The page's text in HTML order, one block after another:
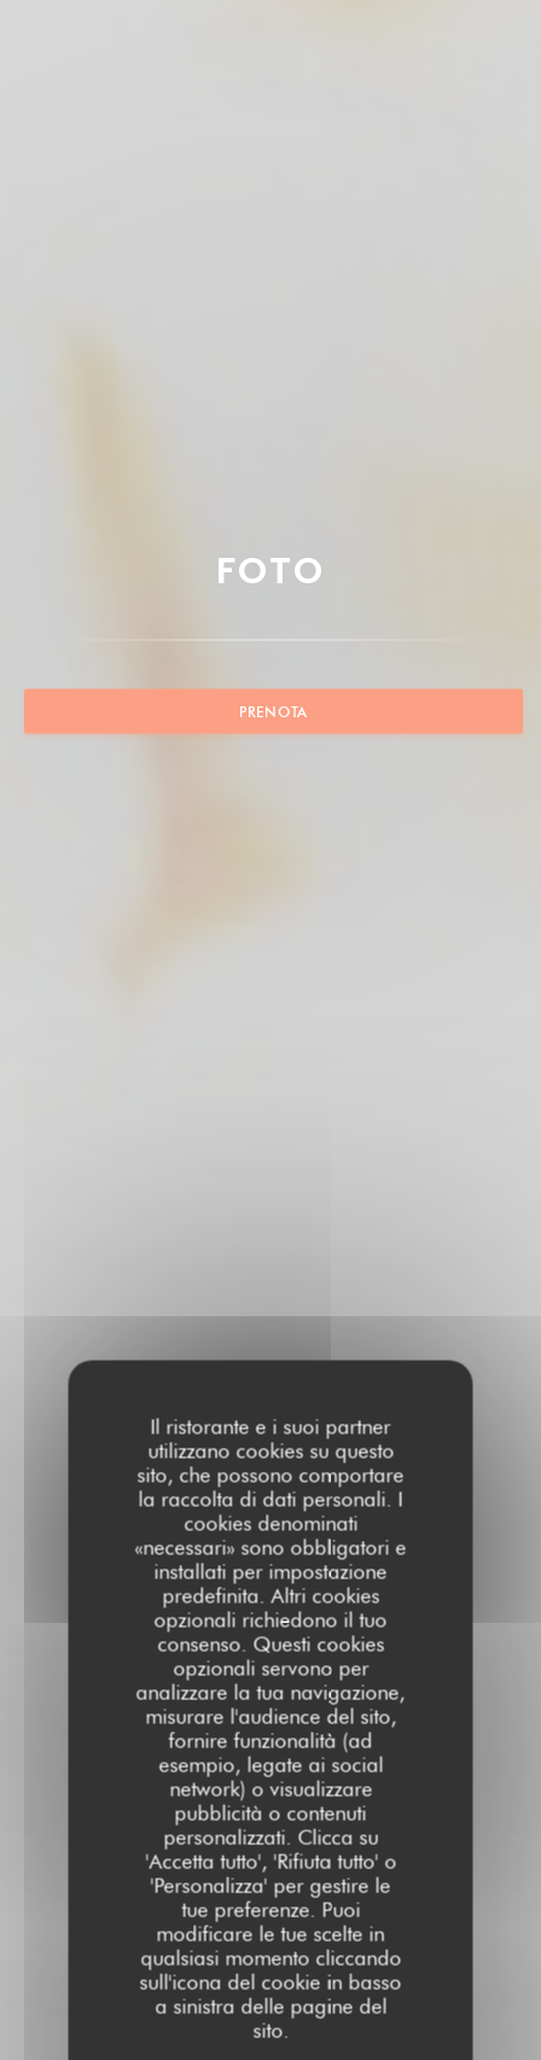
Il ristorante e i suoi partner
utilizzano cookies su questo
sito, che possono comportare
la raccolta di dati personali. I
cookies denominati
«necessari» sono obbligatori e
installati per impostazione
predefinita. Altri cookies
opzionali richiedono il tuo
consenso. Questi cookies
opzionali servono per
analizzare la tua navigazione,
misurare l'audience del sito,
fornire funzionalità (ad
esempio, legate ai social
network) o visualizzare
pubblicità o contenuti
personalizzati. Clicca su
'Accetta tutto', 'Rifiuta tutto' o
'Personalizza' per gestire le
tue preferenze. Puoi
modificare le tue scelte in
qualsiasi momento cliccando
sull'icona del cookie in basso
a sinistra delle pagine del
sito.
FOTO
PRENOTA